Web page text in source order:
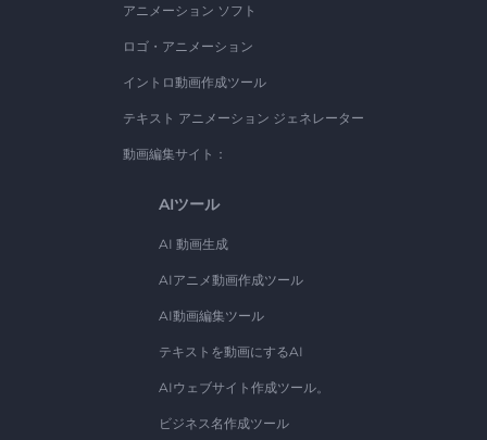
アニメーション ソフト
ロゴ・アニメーション
イントロ動画作成ツール
テキスト アニメーション ジェネレーター
動画編集サイト：
AIツール
AI 動画生成
AIアニメ動画作成ツール
AI動画編集ツール
テキストを動画にするAI
AIウェブサイト作成ツール。
ビジネス名作成ツール